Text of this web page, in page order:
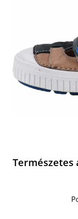
Természetes